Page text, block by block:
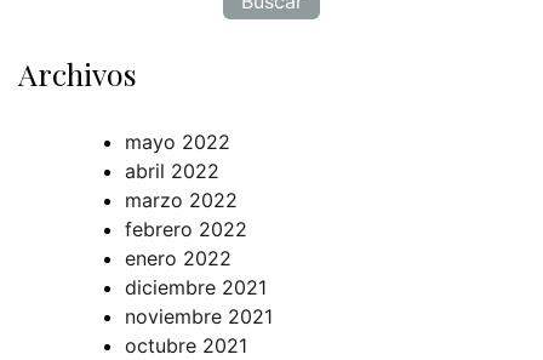
Archivos
mayo 2022
abril 2022
marzo 2022
febrero 2022
enero 2022
diciembre 2021
noviembre 2021
octubre 2021